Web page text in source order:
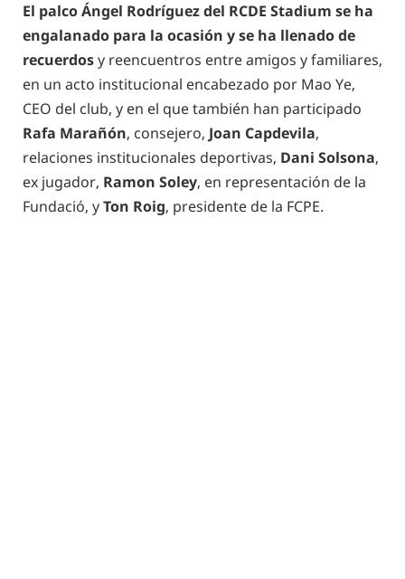
El palco Ángel Rodríguez del RCDE Stadium se ha
engalanado para la ocasión y se ha llenado de
recuerdosy reencuentros entre amigos y familiares,
en un acto institucional encabezado por Mao Ye,
CEO del club, y en el que también han participado
Rafa Marañón, consejero, Joan Capdevila,
relaciones institucionales deportivas, Dani Solsona,
ex jugador, Ramon Soley, en representación de la
Fundació, yTon Roig, presidente de la FCPE.